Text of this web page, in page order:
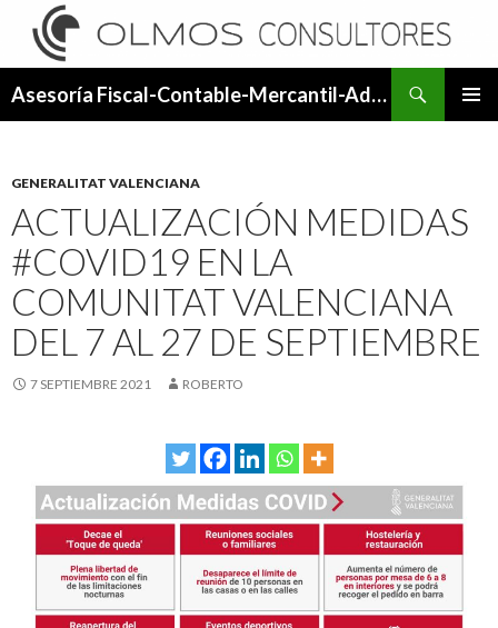
Asesoría Fiscal-Contable-Mercantil-Administrativa.
GENERALITAT VALENCIANA
ACTUALIZACIÓN MEDIDAS
#COVID19 EN LA
COMUNITAT VALENCIANA
DEL 7 AL 27 DE SEPTIEMBRE
7 SEPTIEMBRE 2021 ROBERTO